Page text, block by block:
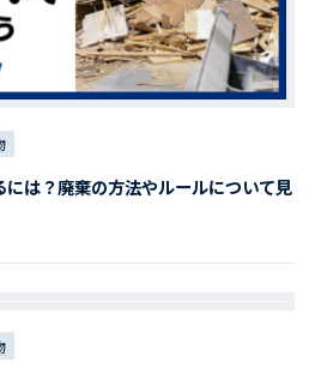
は？廃棄の方法やルールについて見